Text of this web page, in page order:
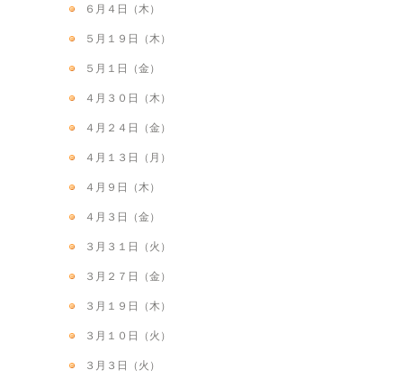
６月４日（木）
５月１９日（木）
５月１日（金）
４月３０日（木）
４月２４日（金）
４月１３日（月）
４月９日（木）
４月３日（金）
３月３１日（火）
３月２７日（金）
３月１９日（木）
３月１０日（火）
３月３日（火）